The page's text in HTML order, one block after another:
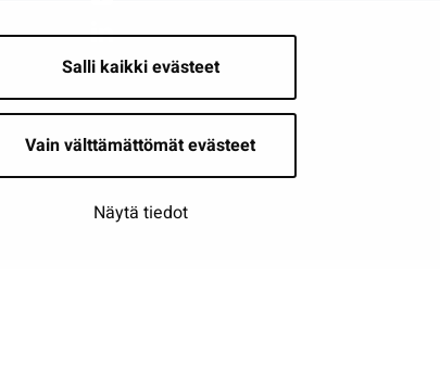
Salli kaikki evästeet
Vain välttämättömät evästeet
Näytä tiedot